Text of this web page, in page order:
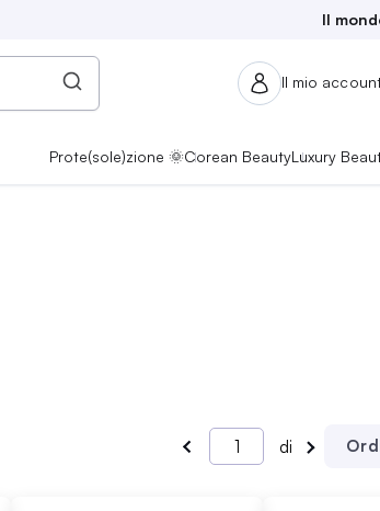
Il
Il mio
Prote(sole)zione 🌞Corean BeautyLuxury
di